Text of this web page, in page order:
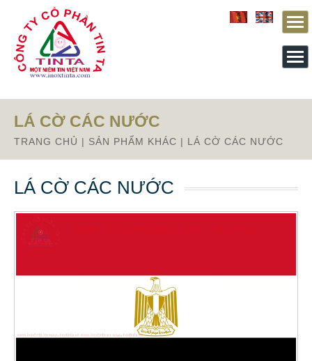
Từ mục này trở xuống là mã nguồn Zalo
LÁ CỜ CÁC NƯỚC
TRANG CHỦ | SẢN PHẨM KHÁC | LÁ CỜ CÁC NƯỚC
LÁ CỜ CÁC NƯỚC